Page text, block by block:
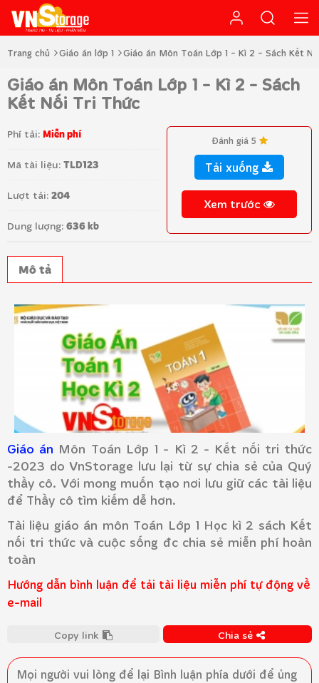
Trang chủ Giáo án lớp 1 Giáo án Môn Toán Lớp 1 - Kì 2 - Sách Kết
Giáo án Môn Toán Lớp 1 - Kì 2 - Sách
Kết Nối Tri Thức
Đánh giá 5
Tải xuống
Xem trước
Phí tải: Miễn phí
Mã tài liệu: TLD123
Lượt tải: 204
Dung lượng: 636 kb
Mô tả
Giáo án Môn Toán Lớp 1 - Kì 2 - Kết nối tri thức
-2023 do VnStorage lưu lại từ sự chia sẻ của Quý
thầy cô. Với mong muốn tạo nơi lưu giữ các tài liệu
để Thầy cô tìm kiếm dễ hơn.
Tài liệu giáo án môn Toán Lớp 1 Học kì 2 sách Kết
nối tri thức và cuộc sống đc chia sẻ miễn phí hoàn
toàn
Hướng dẫn bình luận để tải tài liệu miễn phí tự động về
e-mail
Copy link Chia sẻ
Mọi người vui lòng để lại Bình luận phía dưới để ủng